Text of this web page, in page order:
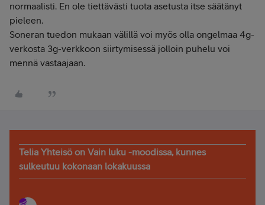
normaalisti. En ole tiettävästi tuota asetusta itse säätänyt
pieleen.
Soneran tuedon mukaan välillä voi myös olla ongelmaa 4g-
verkosta 3g-verkkoon siirtymisessä jolloin puhelu voi
mennä vastaajaan.
Telia Yhteisö on Vain luku -moodissa, kunnes
sulkeutuu kokonaan lokakuussa